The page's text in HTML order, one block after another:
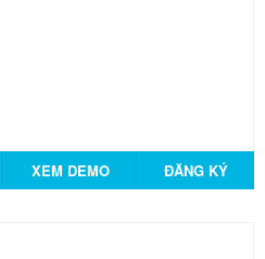
XEM DEMO ĐĂNG KÝ